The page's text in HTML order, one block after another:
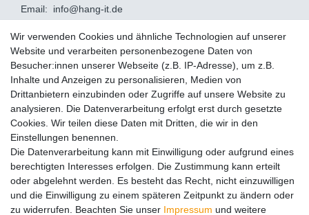
Email: info@hang-it.de
Informationen
Impressum
AGB
Zahlung und Versand
Service
Widerrufsrecht
Widerruf
Montageservice
Wir verwenden Cookies und ähnliche Technologien auf unserer
Website und verarbeiten personenbezogene Daten von
Besucher:innen unserer Webseite (z.B. IP-Adresse), um z.B.
Inhalte und Anzeigen zu personalisieren, Medien von
Drittanbietern einzubinden oder Zugriffe auf unsere Website zu
analysieren. Die Datenverarbeitung erfolgt erst durch gesetzte
Cookies. Wir teilen diese Daten mit Dritten, die wir in den
Einstellungen benennen.
Die Datenverarbeitung kann mit Einwilligung oder aufgrund eines
berechtigten Interesses erfolgen. Die Zustimmung kann erteilt
oder abgelehnt werden. Es besteht das Recht, nicht einzuwilligen
und die Einwilligung zu einem späteren Zeitpunkt zu ändern oder
zu widerrufen. Beachten Sie unser Impressum und weitere